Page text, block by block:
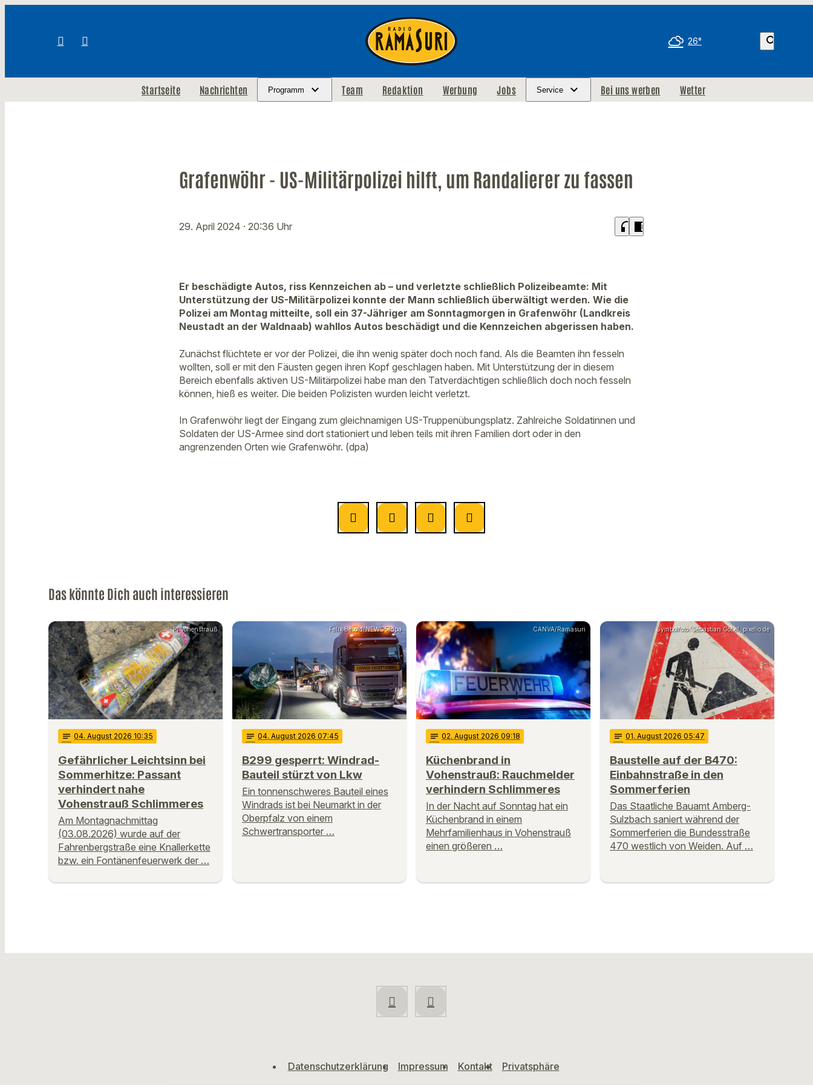
26° search
Startseite Nachrichten Programm Team Redaktion Werbung Jobs Service Bei uns werben Wetter
Grafenwöhr - US-Militärpolizei hilft, um Randalierer zu fassen
29. April 2024 · 20:36 Uhr headphones chrome_reader_mode
Er beschädigte Autos, riss Kennzeichen ab – und verletzte schließlich Polizeibeamte: Mit
Unterstützung der US-Militärpolizei konnte der Mann schließlich überwältigt werden. Wie die
Polizei am Montag mitteilte, soll ein 37-Jähriger am Sonntagmorgen in Grafenwöhr (Landkreis
Neustadt an der Waldnaab) wahllos Autos beschädigt und die Kennzeichen abgerissen haben.
Zunächst flüchtete er vor der Polizei, die ihn wenig später doch noch fand. Als die Beamten ihn fesseln
wollten, soll er mit den Fäusten gegen ihren Kopf geschlagen haben. Mit Unterstützung der in diesem
Bereich ebenfalls aktiven US-Militärpolizei habe man den Tatverdächtigen schließlich doch noch fesseln
können, hieß es weiter. Die beiden Polizisten wurden leicht verletzt.
In Grafenwöhr liegt der Eingang zum gleichnamigen US-Truppenübungsplatz. Zahlreiche Soldatinnen und
Soldaten der US-Armee sind dort stationiert und leben teils mit ihren Familien dort oder in den
angrenzenden Orten wie Grafenwöhr. (dpa)
Das könnte Dich auch interessieren
PI Vohenstrauß
notes 04. August 2026 10:35
Gefährlicher Leichtsinn bei
Sommerhitze: Passant
verhindert nahe
Vohenstrauß Schlimmeres
Am Montagnachmittag
(03.08.2026) wurde auf der
Fahrenbergstraße eine Knallerkette
bzw. ein Fontänenfeuerwerk der …
Felix Besold/NEWS5/dpa
notes 04. August 2026 07:45
B299 gesperrt: Windrad-
Bauteil stürzt von Lkw
Ein tonnenschweres Bauteil eines
Windrads ist bei Neumarkt in der
Oberpfalz von einem
Schwertransporter …
CANVA/Ramasuri
notes 02. August 2026 09:18
Küchenbrand in
Vohenstrauß: Rauchmelder
verhindern Schlimmeres
In der Nacht auf Sonntag hat ein
Küchenbrand in einem
Mehrfamilienhaus in Vohenstrauß
einen größeren …
Symbolfoto: Sebastian Göbel, pixelio.de
notes 01. August 2026 05:47
Baustelle auf der B470:
Einbahnstraße in den
Sommerferien
Das Staatliche Bauamt Amberg-
Sulzbach saniert während der
Sommerferien die Bundesstraße
470 westlich von Weiden. Auf …
Datenschutzerklärung Impressum Kontakt Privatsphäre